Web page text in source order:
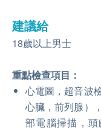
建議給
18歲以上男士
重點檢查項目：
心電圖，超音波
心臟，前列腺）
部電腦掃描，